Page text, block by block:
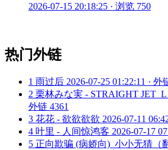
2026-07-15 20:18:25 · 浏览 750
热门外链
1 雨过后 2026-07-25 01:22:11 · 外
2 栗林みな実 - STRAIGHT JET_L
外链 4361
3 花花 - 欲欲欲欲 2026-07-11
4 叶里 - 人间惊鸿客 2026-07-17
5 正向欺骗 (病娇向)_小小无猜（